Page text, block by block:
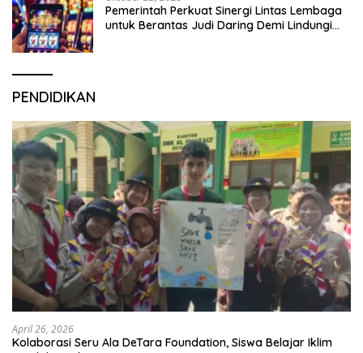
Pemerintah Perkuat Sinergi Lintas Lembaga
untuk Berantas Judi Daring Demi Lindungi
PENDIDIKAN
April 26, 2026
Kolaborasi Seru Ala DeTara Foundation, Siswa Belajar Iklim